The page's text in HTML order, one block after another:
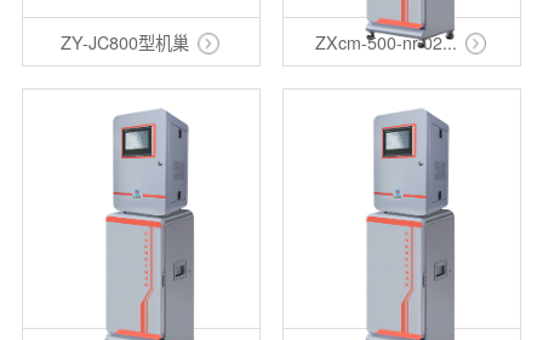
ZY-JC800型机巢 ZXcm-500-nr-02...